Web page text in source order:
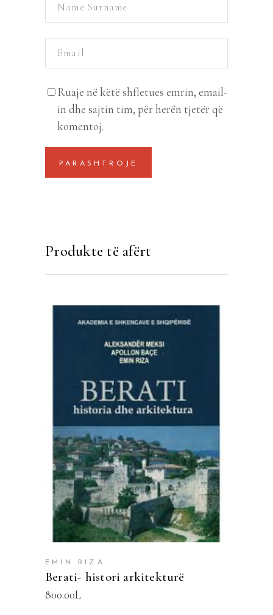
Ruaje në këtë shfletues emrin, email-
in dhe sajtin tim, për herën tjetër që
komentoj.
Produkte të afërt
SHTOJE NË SHPORTË
EMIN RIZA
Berati- histori arkitekturë
800.00L